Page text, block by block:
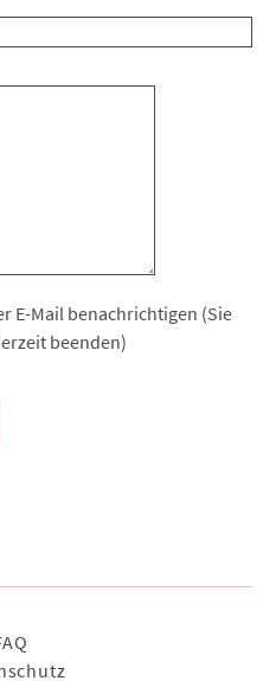
E-Mail benachrichtigen (Sie
beenden)